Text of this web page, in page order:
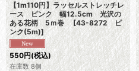
【1m110円】ラッセルストレッチレ
ース ピンク 幅12.5cm 光沢の
ある花柄 5ｍ巻 [43-8272 ピ
ンク(5m)]
550円(税込)
在庫数 8個